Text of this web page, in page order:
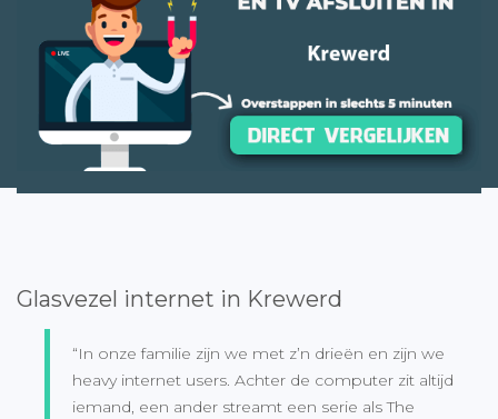
Glasvezel internet in Krewerd
“In onze familie zijn we met z’n drieën en zijn we
heavy internet users. Achter de computer zit altijd
iemand, een ander streamt een serie als The